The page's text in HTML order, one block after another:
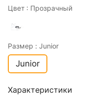
Цвет : Прозрачный
Размер : Junior
Junior
Характеристики